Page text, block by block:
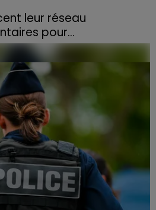
leur réseau
pour...
aux risques de départs de feu,
des Vosges a lancé un appel
pour venir en aide...